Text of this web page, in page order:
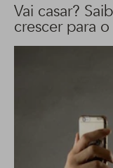
Vai casar?
crescer para